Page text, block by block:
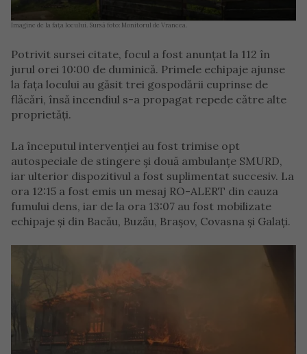
Imagine de la fața locului. Sursă foto: Monitorul de Vrancea.
Potrivit sursei citate, focul a fost anunțat la 112 în
jurul orei 10:00 de duminică. Primele echipaje ajunse
la fața locului au găsit trei gospodării cuprinse de
flăcări, însă incendiul s-a propagat repede către alte
proprietăți.
La începutul intervenției au fost trimise opt
autospeciale de stingere și două ambulanțe SMURD,
iar ulterior dispozitivul a fost suplimentat succesiv. La
ora 12:15 a fost emis un mesaj RO-ALERT din cauza
fumului dens, iar de la ora 13:07 au fost mobilizate
echipaje și din Bacău, Buzău, Brașov, Covasna și Galați.